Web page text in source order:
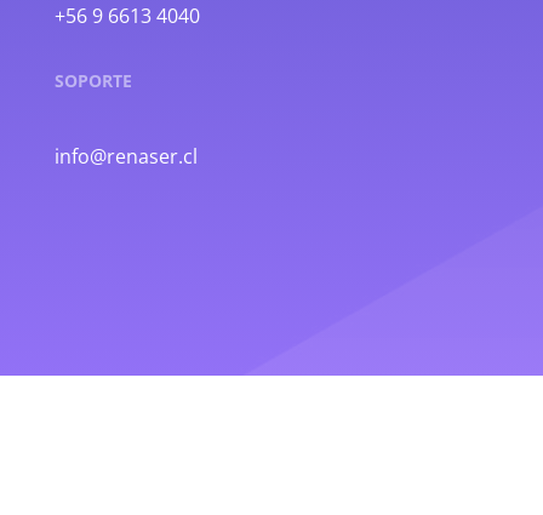
+56 9 6613 4040
SOPORTE
info@renaser.cl